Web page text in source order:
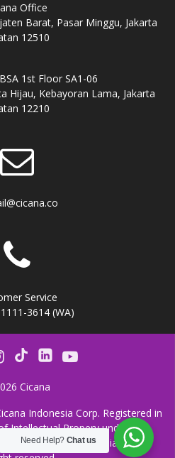
Office
Barat, Pasar Minggu, Jakarta
12510
1st Floor SA1-06
Hijau, Kebayoran Lama, Jakarta
12210
Service
3614 (WA)
Cicana
Indonesia Corp. Registered in
Intellectual Propery under the
Republic of Indonesia
Need Help? Chat us